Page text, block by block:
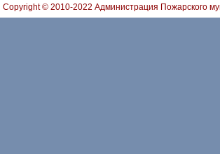
Copyright © 2010-2022 Администрация Пожарского